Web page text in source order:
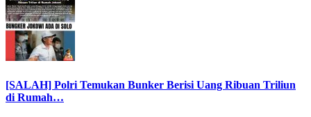
[SALAH] Polri Temukan Bunker Berisi Uang Ribuan Triliun
di Rumah…